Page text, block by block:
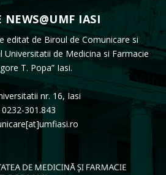
NEWS@UMF IASI
editat de Biroul de Comunicare si
Universitatii de Medicina si Farmacie
T. Popa” Iasi.
nr. 16, Iasi
0232-301.843